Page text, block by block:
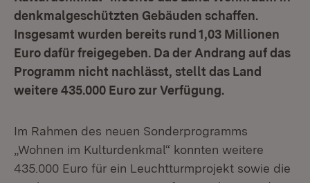
denkmalgeschützten Gebäuden schaffen.
Insgesamt wurden bereits rund 1,03 Millionen
Euro dafür freigegeben. Da der Andrang auf das
Programm nicht nachlässt, stellt das Land
weitere 435.000 Euro zur Verfügung.
Im Rahmen des neuen Sonderprogramms
„Wohnen im Kulturdenkmal“ konnten weitere
435.000 Euro für ein Leuchtturmprojekt sowie die